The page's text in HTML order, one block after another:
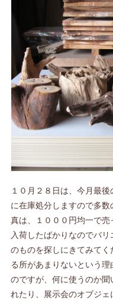
１０月２８日は、今月最
に在庫処分しますので多
真は、１０００円均一で
入荷したばかりなのでバ
のものを探しにきてみて
る所があまりないという
のですが、何に使うのか
れたり、展示会のオブジ